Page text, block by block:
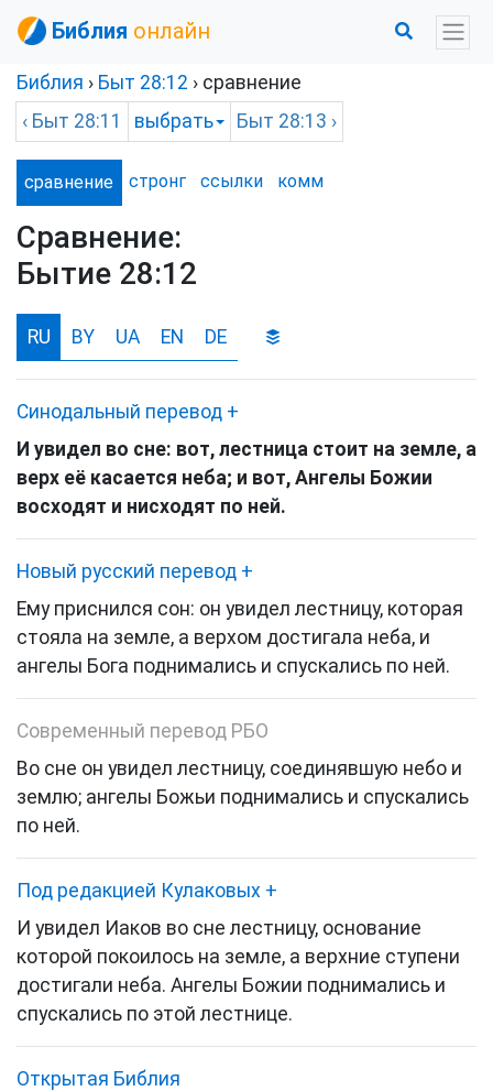
Библия онлайн
Библия › Быт 28:12 › сравнение
‹ Быт 28:11 выбрать Быт 28:13 ›
сравнение стронг ссылки комм
Сравнение:
Бытие 28:12
RU BY UA EN DE
Синодальный перевод +
И увидел во сне: вот, лестница стоит на земле, а
верх её касается неба; и вот, Ангелы Божии
восходят и нисходят по ней.
Новый русский перевод +
Ему приснился сон: он увидел лестницу, которая
стояла на земле, а верхом достигала неба, и
ангелы Бога поднимались и спускались по ней.
Современный перевод РБО
Во сне он увидел лестницу, соединявшую небо и
землю; ангелы Божьи поднимались и спускались
по ней.
Под редакцией Кулаковых +
И увидел Иаков во сне лестницу, основание
которой покоилось на земле, а верхние ступени
достигали неба. Ангелы Божии поднимались и
спускались по этой лестнице.
Открытая Библия